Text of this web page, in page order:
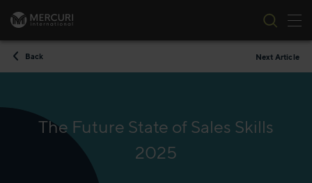
Skip to content
Back Next Article
The Future State of Sales Skills
2025